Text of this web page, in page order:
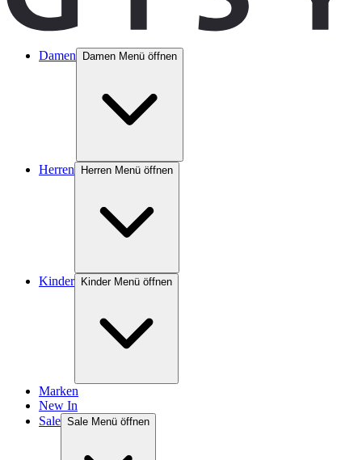
Damen Damen Menü öffnen
Herren Herren Menü öffnen
Kinder Kinder Menü öffnen
Marken
New In
Sale Sale Menü öffnen